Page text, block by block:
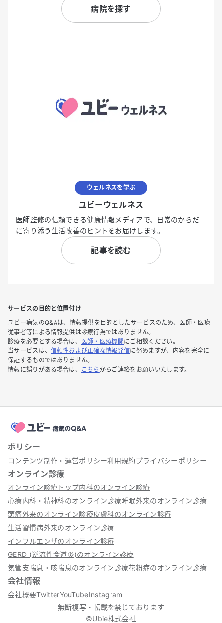
病院を探す
ウェルネスを学ぶ
ユビーウェルネス
医師監修の信頼できる健康情報メディアで、日常のからだ
に寄り添う生活改善のヒントをお届けします。
記事を読む
サービスの目的と位置付け
ユビー病気のQ&Aは、情報提供を目的としたサービスのため、医師・医療
従事者等による情報提供は診療行為ではありません。
診療を必要とする場合は、
医師・医療機関 にご相談ください。
当サービスは、信頼性および正確な情報発信に努めますが、内容を完全に
保証するものではありません。
情報に誤りがある場合は、
こちら からご連絡をお願いいたします。
ポリシー
コンテンツ制作・運営ポリシー利用規約プライバシーポリシー
オンライン診療
オンライン診療トップ内科のオンライン診療
心療内科・精神科のオンライン診療睡眠外来のオンライン診療
頭痛外来のオンライン診療皮膚科のオンライン診療
生活習慣病外来のオンライン診療
インフルエンザのオンライン診療
GERD (逆流性食道炎)のオンライン診療
気管支喘息・咳喘息のオンライン診療花粉症のオンライン診療
会社情報
会社概要TwitterYouTubeInstagram
無断複写・転載を禁じております
©Ubie株式会社